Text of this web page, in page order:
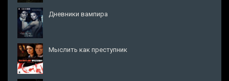
Дневники вампира
Мыслить как преступник